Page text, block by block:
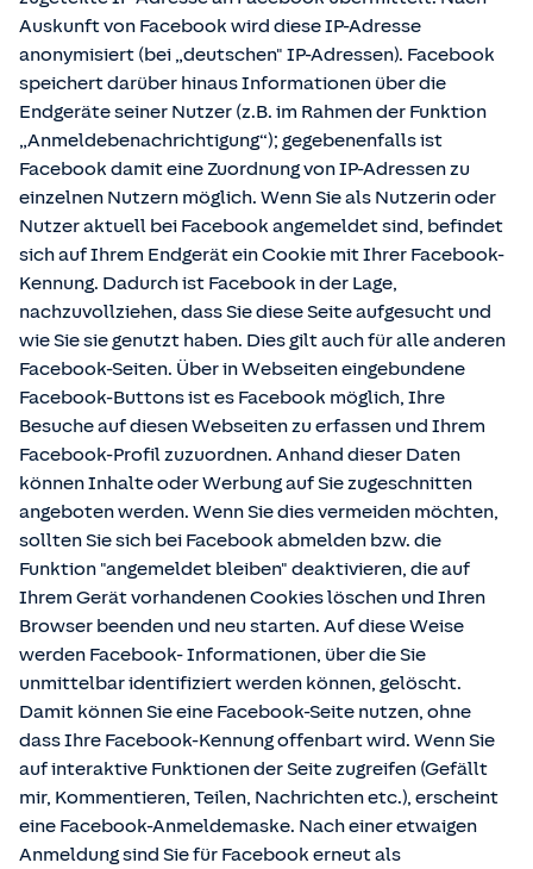
Auskunft von Facebook wird diese IP-Adresse
anonymisiert (bei „deutschen" IP-Adressen). Facebook
speichert darüber hinaus Informationen über die
Endgeräte seiner Nutzer (z.B. im Rahmen der Funktion
„Anmeldebenachrichtigung“); gegebenenfalls ist
Facebook damit eine Zuordnung von IP-Adressen zu
einzelnen Nutzern möglich. Wenn Sie als Nutzerin oder
Nutzer aktuell bei Facebook angemeldet sind, befindet
sich auf Ihrem Endgerät ein Cookie mit Ihrer Facebook-
Kennung. Dadurch ist Facebook in der Lage,
nachzuvollziehen, dass Sie diese Seite aufgesucht und
wie Sie sie genutzt haben. Dies gilt auch für alle anderen
Facebook-Seiten. Über in Webseiten eingebundene
Facebook-Buttons ist es Facebook möglich, Ihre
Besuche auf diesen Webseiten zu erfassen und Ihrem
Facebook-Profil zuzuordnen. Anhand dieser Daten
können Inhalte oder Werbung auf Sie zugeschnitten
angeboten werden. Wenn Sie dies vermeiden möchten,
sollten Sie sich bei Facebook abmelden bzw. die
Funktion "angemeldet bleiben" deaktivieren, die auf
Ihrem Gerät vorhandenen Cookies löschen und Ihren
Browser beenden und neu starten. Auf diese Weise
werden Facebook- Informationen, über die Sie
unmittelbar identifiziert werden können, gelöscht.
Damit können Sie eine Facebook-Seite nutzen, ohne
dass Ihre Facebook-Kennung offenbart wird. Wenn Sie
auf interaktive Funktionen der Seite zugreifen (Gefällt
mir, Kommentieren, Teilen, Nachrichten etc.), erscheint
eine Facebook-Anmeldemaske. Nach einer etwaigen
Anmeldung sind Sie für Facebook erneut als